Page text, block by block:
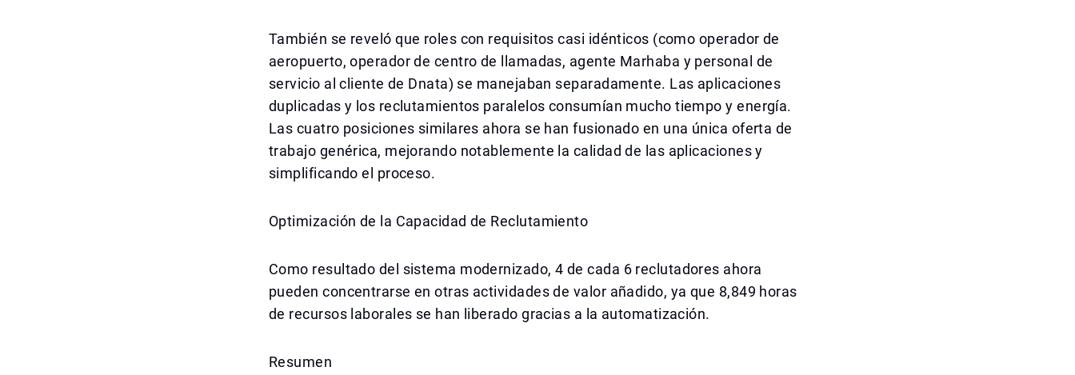
También se reveló que roles con requisitos casi idénticos (como operador de
aeropuerto, operador de centro de llamadas, agente Marhaba y personal de
servicio al cliente de Dnata) se manejaban separadamente. Las aplicaciones
duplicadas y los reclutamientos paralelos consumían mucho tiempo y energía.
Las cuatro posiciones similares ahora se han fusionado en una única oferta de
trabajo genérica, mejorando notablemente la calidad de las aplicaciones y
simplificando el proceso.
Optimización de la Capacidad de Reclutamiento
Como resultado del sistema modernizado, 4 de cada 6 reclutadores ahora
pueden concentrarse en otras actividades de valor añadido, ya que 8,849 horas
de recursos laborales se han liberado gracias a la automatización.
Resumen